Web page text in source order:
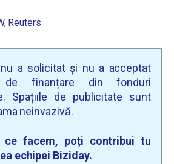
, Reuters
nu a solicitat și nu a acceptat
finanțare din fonduri
Spațiile de publicitate sunt
neinvazivă.
ce facem, poți contribui tu
echipei Biziday.